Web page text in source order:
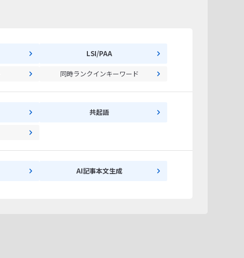
LSI/PAA
同時ランクインキーワード
共起語
AI記事本文生成